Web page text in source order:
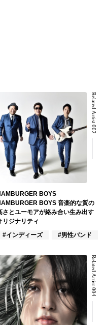
#アニメ/ゲーム
Related Artist 002
BOYS
BOYS 音楽的な質の
さとユーモアが絡み合い生み出す
リジナリティ
#インディーズ
#男性バンド
Related Artist 004